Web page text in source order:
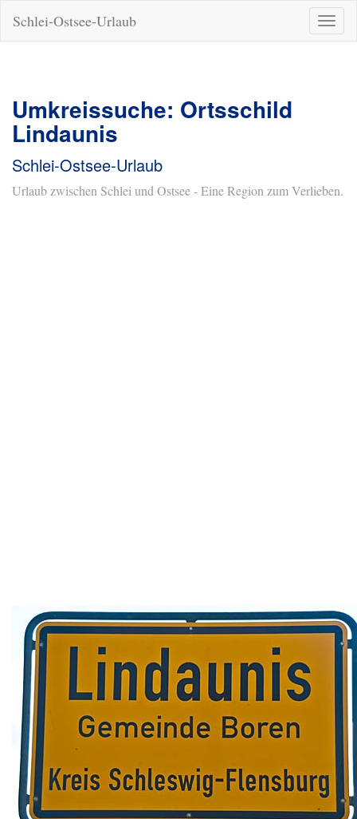
ein-/
Schlei-Ostsee-Urlaub
Umkreissuche: Ortsschild
Lindaunis
Schlei-Ostsee-Urlaub
Urlaub zwischen Schlei und Ostsee - Eine Region zum Verlieben.